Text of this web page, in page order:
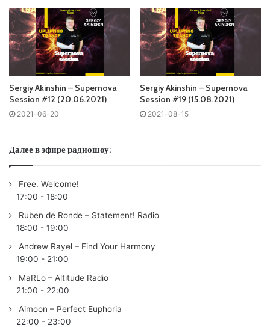
01. Liam Melly & Jessica Doherty-Lost /Nocturnal Knights
Music/
02. Sean Tyas & Darren Porter-The Potion (Metta and
Glyde Extended Remix) /FSOE/
03. Bixx-Empowerment /
Nocturnal Knights Music
04. BiXX & Yoshi & Razner feat. Sue McLaren – Still We
Rise /Amsterdam Trance Records/
05. Sean Truby – Inner Source /Nocturnal Knights Music
07. SMR LVE & That Girl-Need Somebody /Coldharbour
Recordings/
08. Roman Messer feat. Joe Jury-The River /Suanda
Music/
09. Lee Walls – Sunrise /Hyperdrive Recordings/
10. Darren Porter-Inertia /FSOE/
11. UCast – Quadra /In Trance We Trust/
Понравился выпуск?
Sergiy Akinshin – Supernova
Session #12 (20.06.2021)
2021-06-20
Sergiy Akinshin – Supernova
Session #19 (15.08.2021)
2021-08-15
Далее в эфире радиошоу:
Free. Welcome!
17:00 - 18:00
Ruben de Ronde – Statement! Radio
18:00 - 19:00
Andrew Rayel – Find Your Harmony
19:00 - 21:00
MaRLo – Altitude Radio
21:00 - 22:00
Aimoon – Perfect Euphoria
22:00 - 23:00